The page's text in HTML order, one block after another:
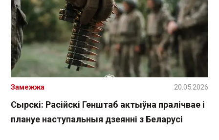
Сырскі: Расійскі Генштаб актыўна пралічвае і
плануе наступальныя дзеянні з Беларусі
Замежжа 20.05.2026